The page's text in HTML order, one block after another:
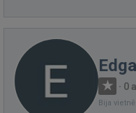
· 0
Bija